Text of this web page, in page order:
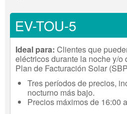
EV-TOU-5
Ideal para: Clientes que
eléctricos durante la noche y/o
Plan de Facturación Solar
Tres períodos de precios,
nocturno más bajo.
Precios máximos de 16:00